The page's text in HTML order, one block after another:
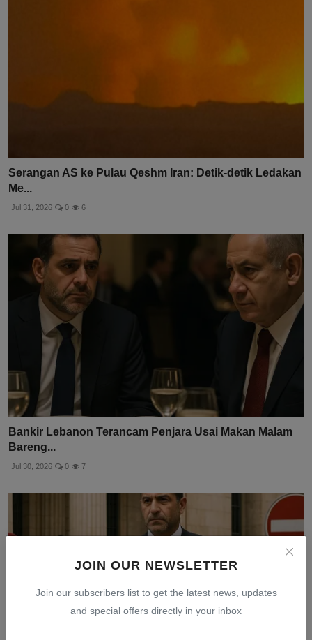
JOIN OUR NEWSLETTER
Join our subscribers list to get the latest news, updates
and special offers directly in your inbox
Serangan AS ke Pulau Qeshm Iran: Detik-detik Ledakan
Me...
Jul 31, 2026 0 6
Bankir Lebanon Terancam Penjara Usai Makan Malam
Bareng...
Jul 30, 2026 0 7